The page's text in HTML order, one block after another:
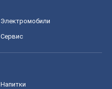
Электромобили
Сервис
Напитки